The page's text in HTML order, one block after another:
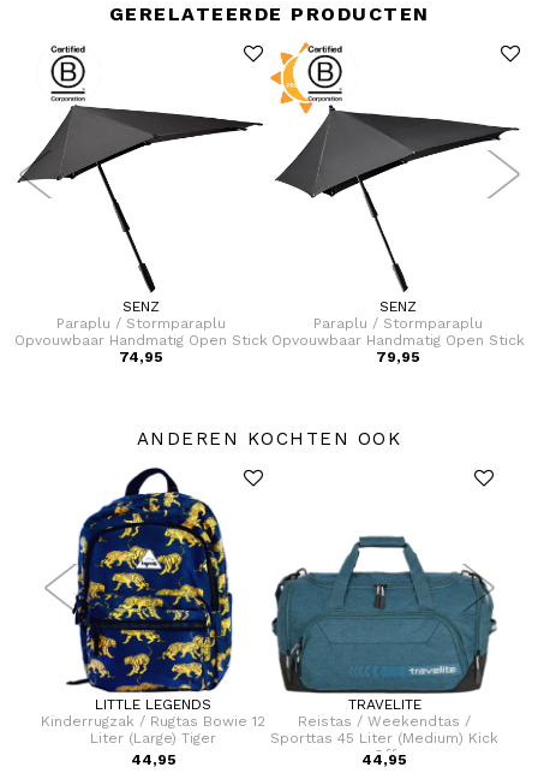
GERELATEERDE PRODUCTEN
SENZ
Paraplu / Stormparaplu
Opvouwbaar Handmatig Open Stick
L
74,95
SENZ
Paraplu / Stormparaplu
Opvouwbaar Handmatig Open Stick
XXL
79,95
ANDEREN KOCHTEN OOK
LITTLE LEGENDS
Kinderrugzak / Rugtas Bowie 12
Liter (Large) Tiger
44,95
TRAVELITE
Reistas / Weekendtas /
Sporttas 45 Liter (Medium) Kick
Off
44,95